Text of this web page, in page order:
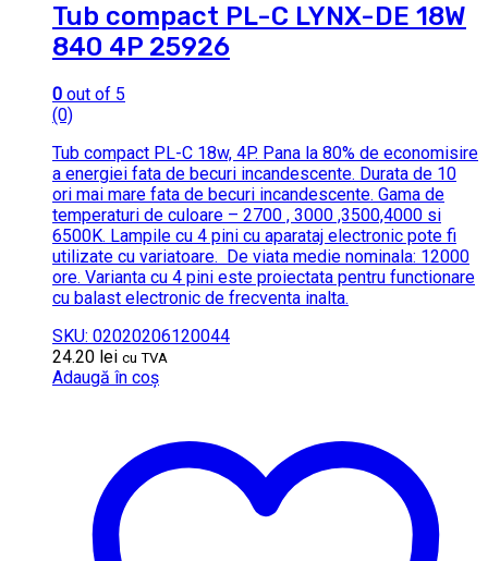
Tub compact PL-C LYNX-DE 18W
840 4P 25926
0 out of 5
(0)
Tub compact PL-C 18w, 4P. Pana la 80% de economisire
a energiei fata de becuri incandescente. Durata de 10
ori mai mare fata de becuri incandescente. Gama de
temperaturi de culoare – 2700 , 3000 ,3500,4000 si
6500K. Lampile cu 4 pini cu aparataj electronic pote fi
utilizate cu variatoare. De viata medie nominala: 12000
ore. Varianta cu 4 pini este proiectata pentru functionare
cu balast electronic de frecventa inalta.
SKU: 02020206120044
24.20 lei cu TVA
Adaugă în coș